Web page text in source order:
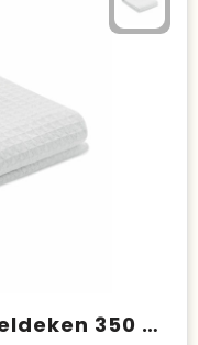
GUSTO - Katoenen wafeldeken 350 gr/m²